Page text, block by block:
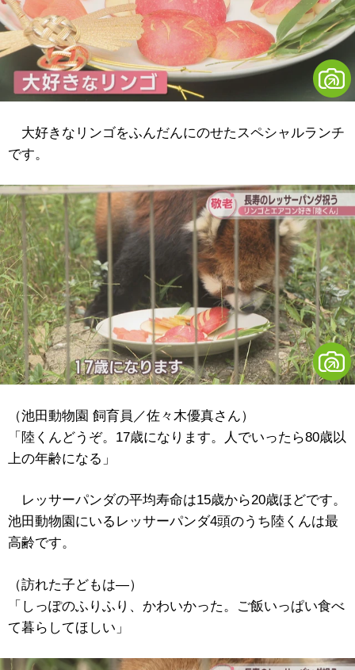
大好きなリンゴをふんだんにのせたスペシャルランチ
です。
（池田動物園 飼育員／佐々木優真さん）
「陸くんどうぞ。17歳になります。人でいったら80歳以
上の年齢になる」
レッサーパンダの平均寿命は15歳から20歳ほどです。
池田動物園にいるレッサーパンダ4頭のうち陸くんは最
高齢です。
（訪れた子どもは―）
「しっぽのふりふり、かわいかった。ご飯いっぱい食べ
て暮らしてほしい」